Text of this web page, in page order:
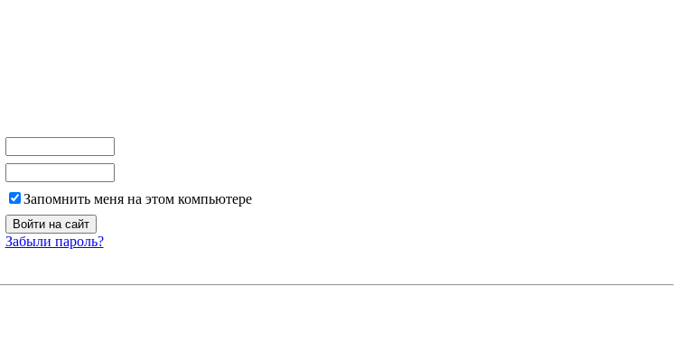
Запомнить меня на этом компьютере
Забыли пароль?